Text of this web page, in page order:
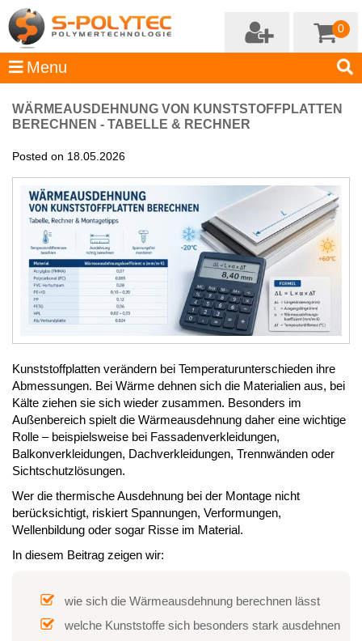
0
WÄRMEAUSDEHNUNG VON KUNSTSTOFFPLATTEN
BERECHNEN - TABELLE & RECHNER
Posted on 18.05.2026
Kunststoffplatten verändern bei Temperaturunterschieden ihre
Abmessungen. Bei Wärme dehnen sich die Materialien aus, bei
Kälte ziehen sie sich wieder zusammen. Besonders im
Außenbereich spielt die Wärmeausdehnung daher eine wichtige
Rolle – beispielsweise bei Fassadenverkleidungen,
Balkonverkleidungen, Dachverkleidungen, Trennwänden oder
Sichtschutzlösungen.
Wer die thermische Ausdehnung bei der Montage nicht
berücksichtigt, riskiert Spannungen, Verformungen,
Wellenbildung oder sogar Risse im Material.
In diesem Beitrag zeigen wir:
wie sich die Wärmeausdehnung berechnen lässt
welche Kunststoffe sich besonders stark ausdehnen